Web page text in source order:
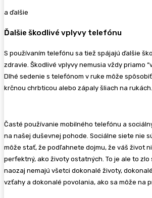
a ďalšie
Ďalšie škodlivé vplyvy telefónu
S používaním telefónu sa tiež spájajú ďalšie
zdravie. Škodlivé vplyvy nemusia vždy priamo
Dlhé sedenie s telefónom v ruke môže
krčnou chrbticou alebo zápaly šliach na rukách.
Časté používanie mobilného telefónu a
na našej duševnej pohode. Sociálne siete nie
môže stať, že podľahnete dojmu, že váš život
perfektný, ako životy ostatných. To je ale to zlo
naozaj nemajú všetci dokonalé životy,
vzťahy a dokonalé povolania, ako sa môže na